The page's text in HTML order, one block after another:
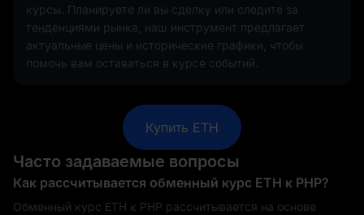
курсы. Планируете ли вы сделку или следите за
тенденциями рынка, наш инструмент предлагает
актуальные цены и исторические графики, чтобы
помочь вам оставаться в курсе событий.
Купить ETH
Часто задаваемые вопросы
Как рассчитывается обменный курс ETH к PHP?
Обменный курс ETH к PHP рассчитывается на основе